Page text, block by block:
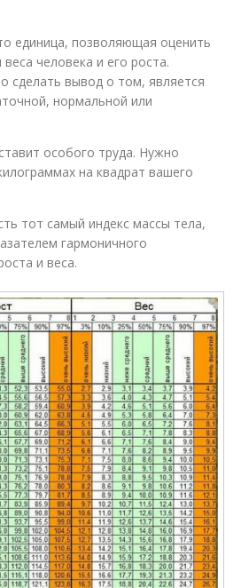
единица, позволяющая оценить
человека и его роста.
сделать вывод о том, является
нормальной или
особого труда. Нужно
на квадрат вашего
тот самый индекс массы тела,
гармоничного
и веса.